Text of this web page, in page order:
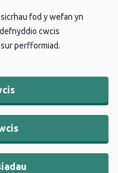
fod y wefan yn
cwcis
perfformiad.